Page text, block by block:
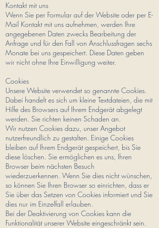
Kontakt mit uns
Wenn Sie per Formular auf der Website oder per E-
Mail Kontakt mit uns aufnehmen, werden Ihre
angegebenen Daten zwecks Bearbeitung der
Anfrage und für den Fall von Anschlussfragen sechs
Monate bei uns gespeichert. Diese Daten geben
wir nicht ohne Ihre Einwilligung weiter.
Cookies
Unsere Website verwendet so genannte Cookies.
Dabei handelt es sich um kleine Textdateien, die mit
Hilfe des Browsers auf Ihrem Endgerät abgelegt
werden. Sie richten keinen Schaden an.
Wir nutzen Cookies dazu, unser Angebot
nutzerfreundlich zu gestalten. Einige Cookies
bleiben auf Ihrem Endgerät gespeichert, bis Sie
diese löschen. Sie ermöglichen es uns, Ihren
Browser beim nächsten Besuch
wiederzuerkennen. Wenn Sie dies nicht wünschen,
so können Sie Ihren Browser so einrichten, dass er
Sie über das Setzen von Cookies informiert und Sie
dies nur im Einzelfall erlauben.
Bei der Deaktivierung von Cookies kann die
Funktionalität unserer Website eingeschränkt sein.